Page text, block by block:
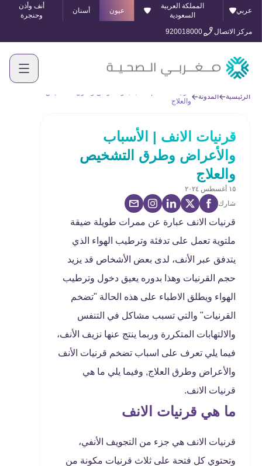
عربي
المملكة العربية
السعودية
عيون أسنان
أنف وأذن
وحنجرة
مركز الاتصال
920018000
الرئيسية المدونة
والعلاج
قرنيات الانف | الأسباب
والأعراض وطرق التشخيص
والعلاج
١٥ أغسطس ٢٠٢٤
شارك
قرنيات الانف عبارة عن ممرات طويلة ضيقة
ملتوية تعمل على تدفئة وترطيب الهواء الذي
يتدفق عبر الأنف، لدى بعض الأشخاص قد يزيد
حجم القرنيات وهذا بدوره يعيق دخول وترطيب
الهواء ويطلق الاطباء على هذه الحالة "تضخم
القرنيات" والتي تسبب مشاكل في التنفس
والالتهابات المتكررة وربما ينتج عنها نزيف الأنف،
فيما يلي تعرف على اسباب تضخم قرنيات الأنف
والأعراض وطرق العلاج, وفيما يلي ما هي
قرنيات الانف.
ما هي قرنيات الانف
قرنيات الانف هي جزء من التجويف الأنفي،
وتحتوي كل فتحة على ثلاث قرنيات مكونة من